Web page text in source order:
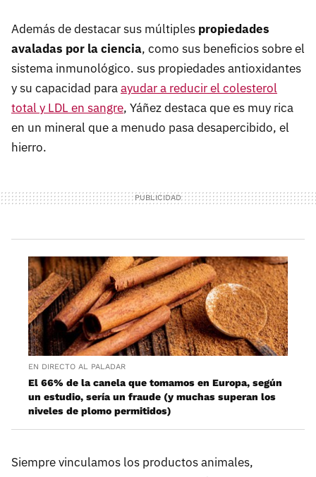
Además de destacar sus múltiples propiedades
avaladas por la ciencia, como sus beneficios sobre el
sistema inmunológico. sus propiedades antioxidantes
y su capacidad paraayudar a reducir el colesterol
total y LDL en sangre, Yáñez destaca que es muy rica
en un mineral que a menudo pasa desapercibido, el
hierro.
EN DIRECTO AL PALADAR
El 66% de la canela que tomamos en Europa, según
un estudio, sería un fraude (y muchas superan los
niveles de plomo permitidos)
Siempre vinculamos los productos animales,